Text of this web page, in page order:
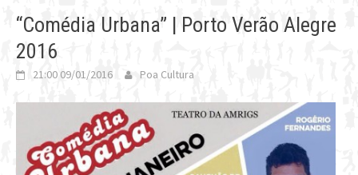
“Comédia Urbana” | Porto Verão Alegre
2016
21:00 09/01/2016 Poa Cultura